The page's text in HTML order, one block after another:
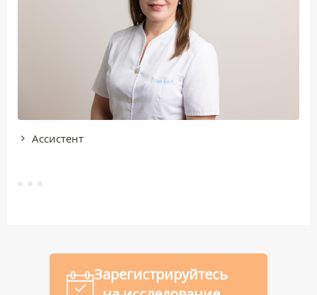
Ассистент
Зарегистрируйтесь